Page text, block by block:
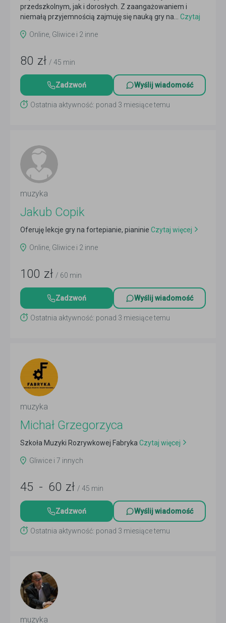
przedszkolnym, jak i dorosłych. Z zaangażowaniem i
niemałą przyjemnością zajmuję się nauką gry na...
Czytaj
Online, Gliwice i 2 inne
80 zł / 45 min
Zadzwoń Wyślij wiadomość
Ostatnia aktywność: ponad 3 miesiące temu
muzyka
Jakub Copik
Oferuję lekcje gry na fortepianie, pianinie Czytaj więcej
Online, Gliwice i 2 inne
100 zł / 60 min
Zadzwoń Wyślij wiadomość
Ostatnia aktywność: ponad 3 miesiące temu
muzyka
Michał Grzegorzyca
Szkoła Muzyki Rozrywkowej Fabryka Czytaj więcej
Gliwice i 7 innych
45 - 60 zł / 45 min
Zadzwoń Wyślij wiadomość
Ostatnia aktywność: ponad 3 miesiące temu
muzyka